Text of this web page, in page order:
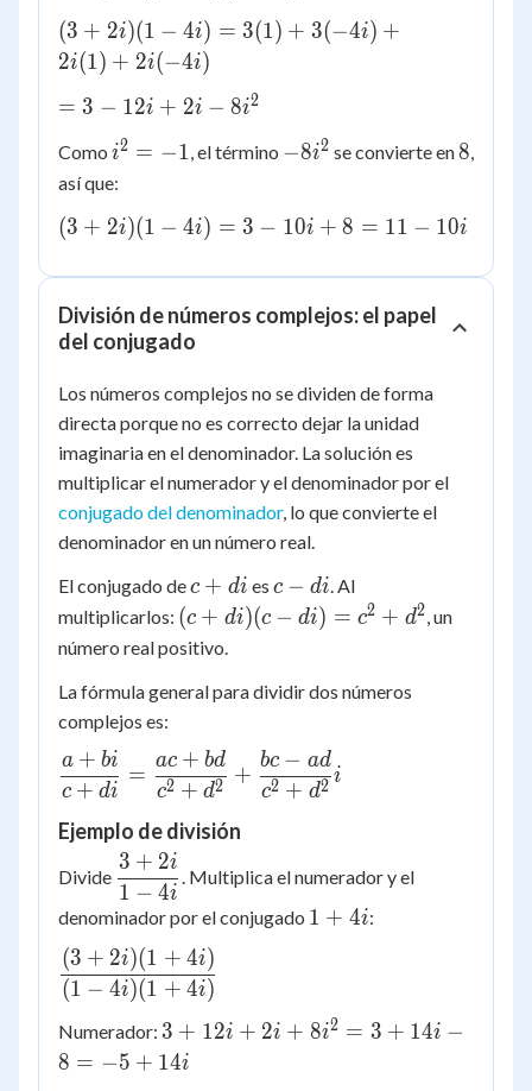
(3+2i)
(1-4i)
= 3(1)
+
+
2i(1)
+
2i(-4i)
(3 + 2i)(1 − 4i) = 3(1) + 3(−4i) +
2i(1) + 2i(−4i)
= 3
12i
+ 2i
-
8i^2
= 3 − 12i + 2i − 8i2
Como i^2
=
i2 = −1, el término -8i^2
−8i2 se convierte en8
8,
así que:
(3+2i)
= 3 -
10i +
8 =
10i
(3 + 2i)(1 − 4i) = 3 − 10i + 8 = 11 − 10i
División de números complejos: el papel
del conjugado
Los números complejos no se dividen de forma
directa porque no es correcto dejar la unidad
imaginaria en el denominador. La solución es
multiplicar el numerador y el denominador por el
conjugado del denominador, lo que convierte el
denominador en un número real.
El conjugado dec+di
c + di es c-
di
c − di. Al
multiplicarlos: (c+di)
(c-di)
+ d^2
(c + di)(c − di) = c2 + d2, un
número real positivo.
La fórmula general para dividir dos números
complejos es:
\dfrac{a+bi}
{c+di} =
\dfrac{ac+bd}
{c^2+d^2} +
\dfrac{bc-ad}
{c^2+d^2}i
c + di
a + bi
=
c2 + d2
ac + bd
+
c2 + d2
bc − ad
i
Ejemplo de división
Divide \dfrac{3+2i}
{1-4i}
1 − 4i
3 + 2i
. Multiplica el numerador y el
denominador por el conjugado 1+4i
1 + 4i:
\dfrac{(3+2i)
(1+4i)}{(1-
(1 − 4i)(1 + 4i)
(3 + 2i)(1 + 4i)
Numerador: 3+12i+2i+8i^2
= 3+14i-8 =
3 + 12i + 2i + 8i2 = 3 + 14i −
8 = −5 + 14i